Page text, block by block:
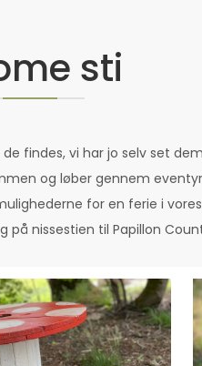
sti
findes, vi har jo selv set
og løber gennem
for en ferie i
nissestien til Papillon